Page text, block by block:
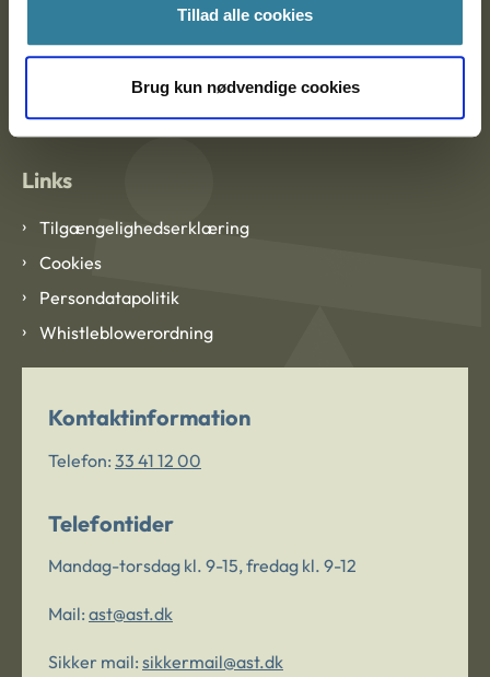
Tillad alle cookies
Brug kun nødvendige cookies
Om Ankestyrelsen
Om Ankestyrelsen
Blanketter og kontaktformularer
Links
Tilgængelighedserklæring
Cookies
Persondatapolitik
Whistleblowerordning
Kontaktinformation
Telefon: 33 41 12 00
Telefontider
Mandag-torsdag kl. 9-15, fredag kl. 9-12
Mail: ast@ast.dk
Sikker mail: sikkermail@ast.dk